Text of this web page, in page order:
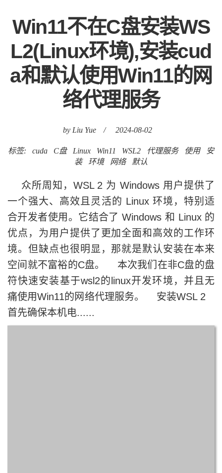
Win11不在C盘安装WS
L2(Linux环境),安装cud
a和默认使用Win11的网
络代理服务
by Liu Yue / 2024-08-02
标签: cuda C盘 Linux Win11 WSL2 代理服务 使用
安
装
环境 网络 默认
众所周知，WSL 2 为 Windows 用户提供了
一个强大、高效且灵活的 Linux 环境，特别适
合开发者使用。它结合了 Windows 和 Linux 的
优点，为用户提供了更加全面和高效的工作环
境。但缺点也很明显，那就是默认安装在本来
空间就不富裕的C盘。 本次我们在非C盘的盘
符快速安装基于wsl2的linux开发环境，并且无
痛使用Win11的网络代理服务。 安装WSL 2
首先确保本机电......